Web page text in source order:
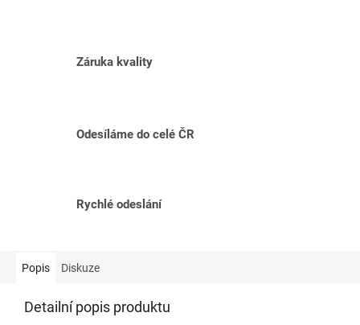
Záruka kvality
Odesíláme do celé ČR
Rychlé odeslání
Popis Diskuze
Detailní popis produktu